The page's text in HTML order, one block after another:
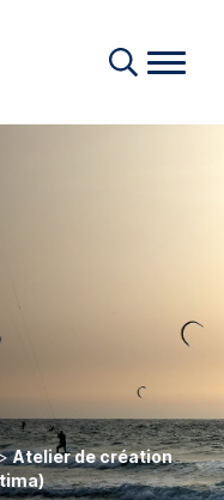
Atelier de création